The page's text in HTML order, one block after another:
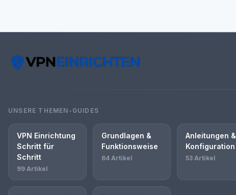
UNSERE THEMEN-GUIDES
VPN Einrichtung
Schritt für
Schritt
99 Artikel
Grundlagen &
Funktionsweise
64 Artikel
Anleitungen &
Konfiguration
53 Artikel